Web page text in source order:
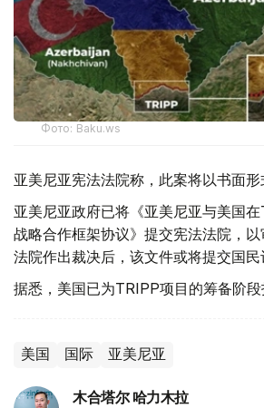
Фото: Baku.ws
亚美尼亚宪法法院称，此案将以书面形
亚美尼亚政府已将《亚美尼亚与美国
战略合作框架协议》提交宪法法院，
法院作出裁决后，该文件或将提交国民
据悉，美国已为TRIPP项目的筹备阶段
美国 国际 亚美尼亚
木合塔尔 哈力木拉